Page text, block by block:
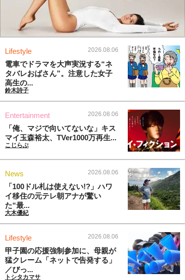
Lifestyle 2026.08.06
電車でドラマを大声実況する“ネ
タバレおばさん”。注意した女子
高生の...
鈴木詩子
Entertainment 2026.08.06
「俺、マジで向いてないな」キス
マイ玉森裕太、TVer1000万再生...
こじらぶ
News 2026.08.06
「100ドル札は使えない!?」ハワ
イ移住の元テレ朝アナが驚い
た“最...
大木優紀
Lifestyle 2026.08.06
甲子園の応援強制参加に、母親が
猛クレーム「ネットで告発する」
／びっ...
トシタカマサ